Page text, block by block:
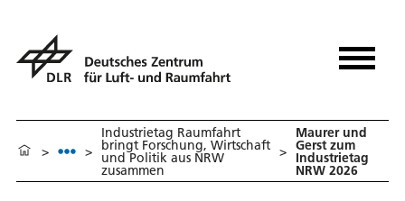
> >
Industrietag Raumfahrt
bringt Forschung, Wirtschaft
und Politik aus NRW
zusammen
>
Maurer und
Gerst zum
Industrietag
NRW 2026